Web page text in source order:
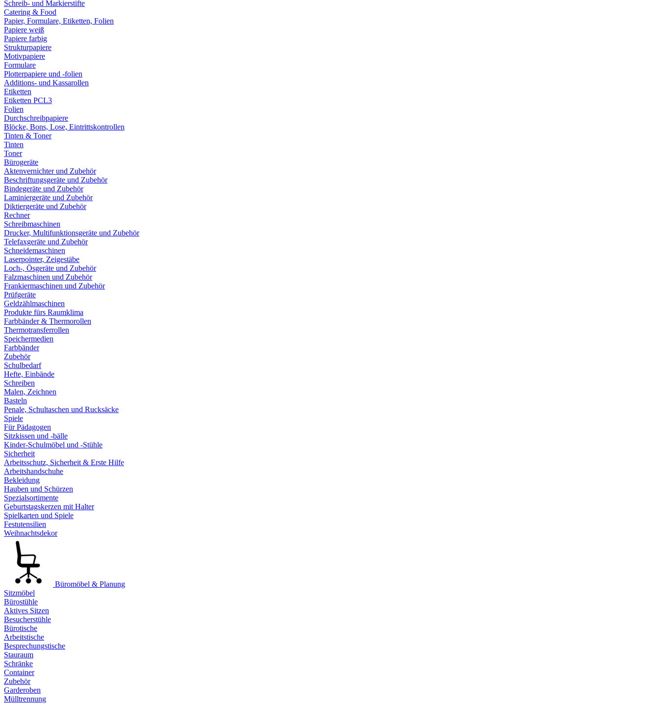
Schreib- und Markierstifte
Catering & Food
Papier, Formulare, Etiketten, Folien
Papiere weiß
Papiere farbig
Strukturpapiere
Motivpapiere
Formulare
Plotterpapiere und -folien
Additions- und Kassarollen
Etiketten
Etiketten PCL3
Folien
Durchschreibpapiere
Blöcke, Bons, Lose, Eintrittskontrollen
Tinten & Toner
Tinten
Toner
Bürogeräte
Aktenvernichter und Zubehör
Beschriftungsgeräte und Zubehör
Bindegeräte und Zubehör
Laminiergeräte und Zubehör
Diktiergeräte und Zubehör
Rechner
Schreibmaschinen
Drucker, Multifunktionsgeräte und Zubehör
Telefaxgeräte und Zubehör
Schneidemaschinen
Laserpointer, Zeigestäbe
Loch-, Ösgeräte und Zubehör
Falzmaschinen und Zubehör
Frankiermaschinen und Zubehör
Prüfgeräte
Geldzählmaschinen
Produkte fürs Raumklima
Farbbänder & Thermorollen
Thermotransferrollen
Speichermedien
Farbbänder
Zubehör
Schulbedarf
Hefte, Einbände
Schreiben
Malen, Zeichnen
Basteln
Penale, Schultaschen und Rucksäcke
Spiele
Für Pädagogen
Sitzkissen und -bälle
Kinder-Schulmöbel und -Stühle
Sicherheit
Arbeitsschutz, Sicherheit & Erste Hilfe
Arbeitshandschuhe
Bekleidung
Hauben und Schürzen
Spezialsortimente
Geburtstagskerzen mit Halter
Spielkarten und Spiele
Festutensilien
Weihnachtsdekor
Büromöbel & Planung
Sitzmöbel
Bürostühle
Aktives Sitzen
Besucherstühle
Bürotische
Arbeitstische
Besprechungstische
Stauraum
Schränke
Container
Zubehör
Garderoben
Mülltrennung